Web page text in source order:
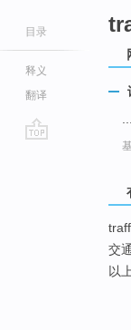
目录
释义
翻译
交
以